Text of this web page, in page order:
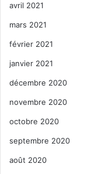
avril 2021
mars 2021
février 2021
janvier 2021
décembre 2020
novembre 2020
octobre 2020
septembre 2020
août 2020